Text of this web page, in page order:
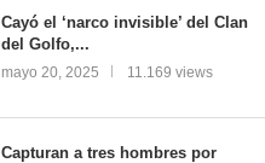
Cayó el ‘narco invisible’ del Clan
del Golfo,...
mayo 20, 2025 11.169 views
Capturan a tres hombres por